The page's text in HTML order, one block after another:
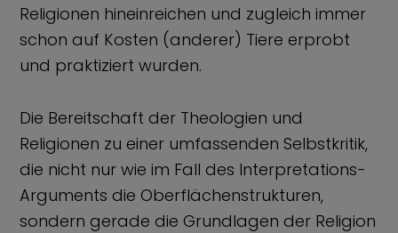
Religionen hineinreichen und zugleich immer
schon auf Kosten (anderer) Tiere erprobt
und praktiziert wurden.
Die Bereitschaft der Theologien und
Religionen zu einer umfassenden Selbstkritik,
die nicht nur wie im Fall des Interpretations-
Arguments die Oberflächenstrukturen,
sondern gerade die Grundlagen der Religion